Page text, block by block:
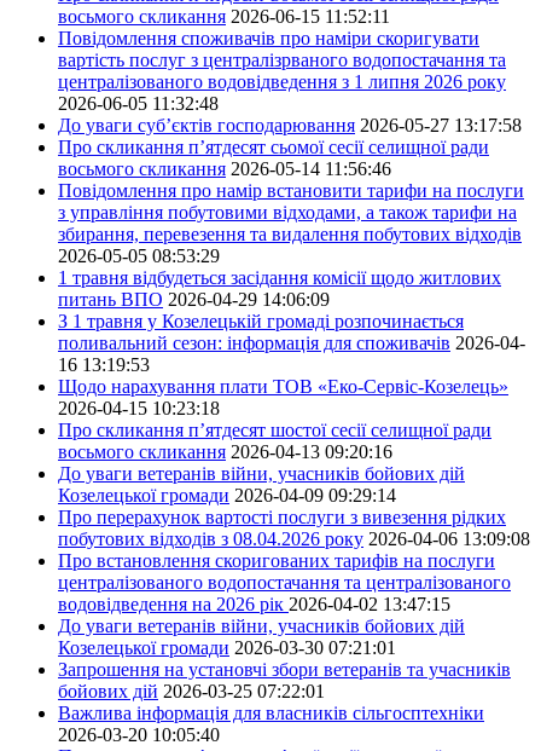
восьмого скликання 2026-06-15 11:52:11
Повідомлення споживачів про наміри скоригувати
вартість послуг з централізрваного водопостачання та
централізованого водовідведення з 1 липня 2026 року
2026-06-05 11:32:48
До уваги суб’єктів господарювання 2026-05-27 13:17:58
Про скликання п’ятдесят сьомої сесії селищної ради
восьмого скликання 2026-05-14 11:56:46
Повідомлення про намір встановити тарифи на послуги
з управління побутовими відходами, а також тарифи на
збирання, перевезення та видалення побутових відходів
2026-05-05 08:53:29
1 травня відбудеться засідання комісії щодо житлових
питань ВПО 2026-04-29 14:06:09
З 1 травня у Козелецькій громаді розпочинається
поливальний сезон: інформація для споживачів 2026-04-
16 13:19:53
Щодо нарахування плати ТОВ «Еко-Сервіс-Козелець»
2026-04-15 10:23:18
Про скликання п’ятдесят шостої сесії селищної ради
восьмого скликання 2026-04-13 09:20:16
До уваги ветеранів війни, учасників бойових дій
Козелецької громади 2026-04-09 09:29:14
Про перерахунок вартості послуги з вивезення рідких
побутових відходів з 08.04.2026 року 2026-04-06 13:09:08
Про встановлення скоригованих тарифів на послуги
централізованого водопостачання та централізованого
водовідведення на 2026 рік 2026-04-02 13:47:15
До уваги ветеранів війни, учасників бойових дій
Козелецької громади 2026-03-30 07:21:01
Запрошення на установчі збори ветеранів та учасників
бойових дій 2026-03-25 07:22:01
Важлива інформація для власників сільгосптехніки
2026-03-20 10:05:40